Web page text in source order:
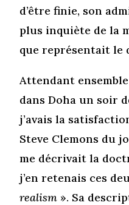
d’être finie, son
plus inquiète de la
que représentait le
Attendant
dans Doha un soir
j’avais la
Steve Clemons du
me décrivait la
j’en retenais ces
realism ». Sa